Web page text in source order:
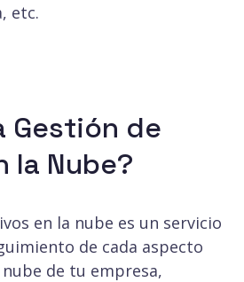
etc.
Gestión de
la Nube?
en la nube es un servicio
de cada aspecto
de tu empresa,